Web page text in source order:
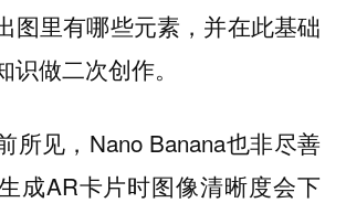
图里有哪些元素，并在此基础
识做二次创作。
所见，Nano Banana也非尽善
成AR卡片时图像清晰度会下